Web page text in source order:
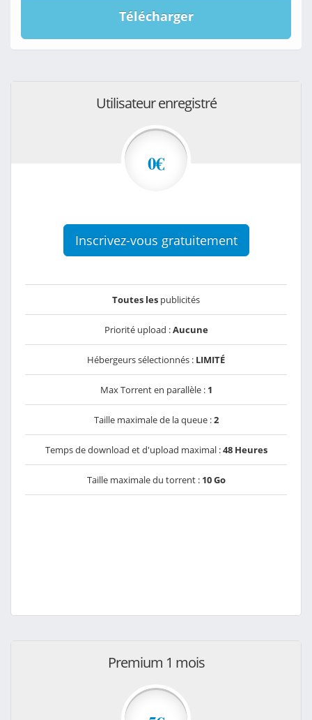
Télécharger
Utilisateur enregistré
0€
Inscrivez-vous gratuitement
Toutes les publicités
Priorité upload :Aucune
Hébergeurs sélectionnés : LIMITÉ
Max Torrent en parallèle : 1
Taille maximale de la queue :2
Temps de download et d'upload maximal :48 Heures
Taille maximale du torrent : 10 Go
Premium 1 mois